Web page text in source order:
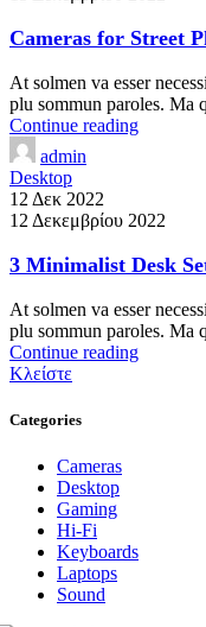
Cameras for Street
At solmen va esser
plu sommun paroles. Ma
Continue reading
admin
Desktop
12 Δεκ 2022
12 Δεκεμβρίου 2022
3 Minimalist Desk
At solmen va esser
plu sommun paroles. Ma
Continue reading
Κλείστε
Categories
Cameras
Desktop
Gaming
Hi-Fi
Keyboards
Laptops
Sound